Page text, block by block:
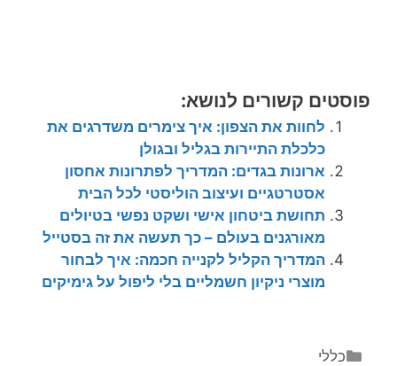
פוסטים קשורים לנושא:
לחוות את הצפון: איך צימרים משדרגים את
כלכלת התיירות בגליל ובגולן
ארונות בגדים: המדריך לפתרונות אחסון
אסטרטגיים ועיצוב הוליסטי לכל הבית
תחושת ביטחון אישי ושקט נפשי בטיולים
מאורגנים בעולם – כך תעשה את זה בסטייל
המדריך הקליל לקנייה חכמה: איך לבחור
מוצרי ניקיון חשמליים בלי ליפול על גימיקים
קטגוריות
כללי